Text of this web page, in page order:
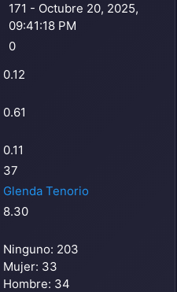
171 - Octubre 20, 2025,
09:41:18 PM
0
0.12
0.61
0.11
37
Glenda Tenorio
8.30
Ninguno: 203
Mujer: 33
Hombre: 34